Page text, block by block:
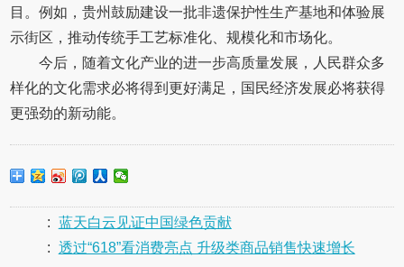
目。例如，贵州鼓励建设一批非遗保护性生产基地和体验展
示街区，推动传统手工艺标准化、规模化和市场化。
今后，随着文化产业的进一步高质量发展，人民群众多
样化的文化需求必将得到更好满足，国民经济发展必将获得
更强劲的新动能。
: 蓝天白云见证中国绿色贡献
: 透过“618”看消费亮点 升级类商品销售快速增长